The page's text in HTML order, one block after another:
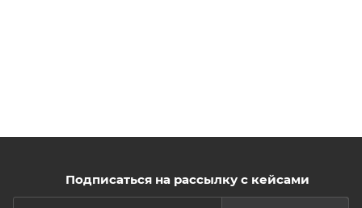
Подписаться на рассылку с кейсами